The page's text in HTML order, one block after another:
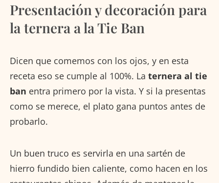
Presentación y decoración para
la ternera a la Tie Ban
Dicen que comemos con los ojos, y en esta
receta eso se cumple al 100%. La ternera al tie
ban entra primero por la vista. Y si la presentas
como se merece, el plato gana puntos antes de
probarlo.
Un buen truco es servirla en una sartén de
hierro fundido bien caliente, como hacen en los